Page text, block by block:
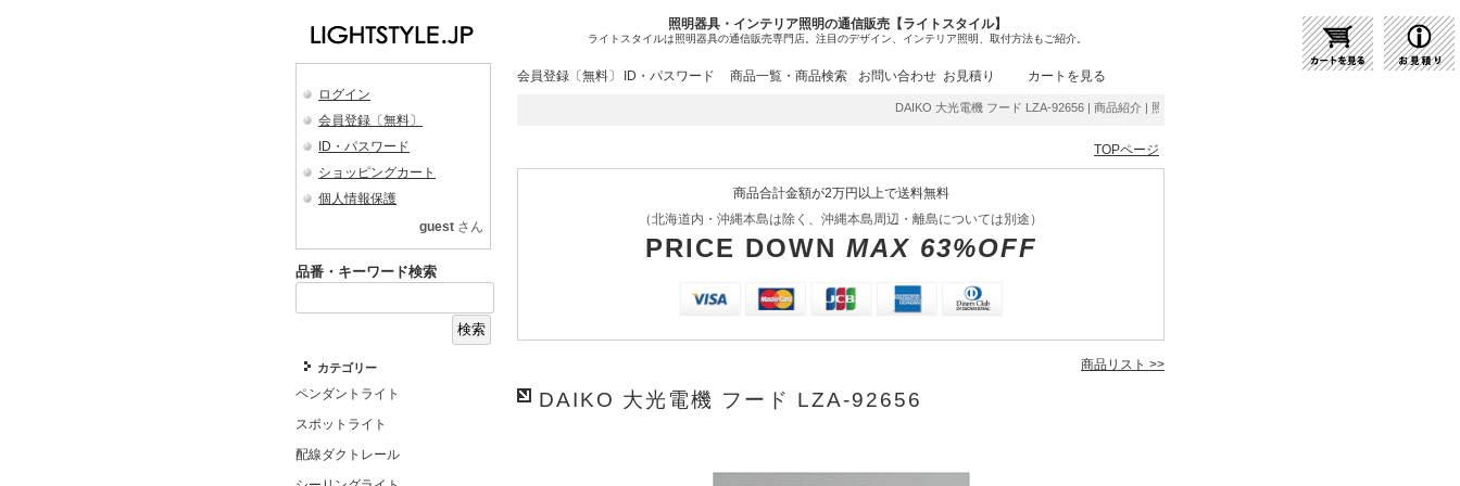
照明器具・インテリア照明の通信販売【ライトスタイル】
ライトスタイルは照明器具の通信販売専門店。注目のデザイン、インテリア照明、取付方法もご紹介。
ログイン
会員登録〔無料〕
ID・パスワード
ショッピングカート
個人情報保護
guest さん
品番・キーワード検索
カテゴリー
ペンダントライト
スポットライト
配線ダクトレール
会員登録〔無料〕 ID・パスワード 商品一覧・商品検索 お問い合わせ お見積り カートを見る
DAIKO 大光電機 フード LZA-92656 | 商品紹介 | 照明器具の通販・インテリア照明の通信販売【ライトスタイ
TOPページ
商品合計金額が2万円以上で送料無料
（北海道内・沖縄本島は除く、沖縄本島周辺・離島については別途）
PRICE DOWN MAX 63%OFF
商品リスト >>
DAIKO 大光電機 フード LZA-92656